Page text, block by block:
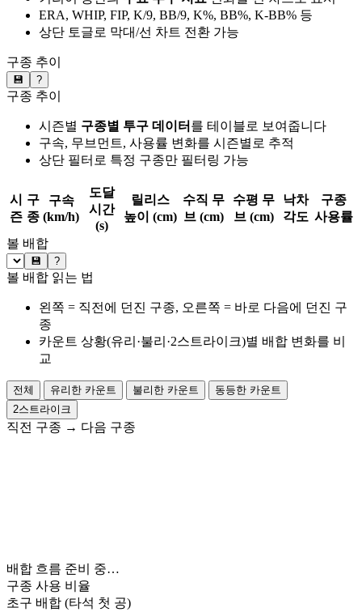
ERA, WHIP, FIP, K/9, BB/9, K%, BB%, K-BB% 등
상단 토글로 막대/선 차트 전환 가능
구종 추이
💾 ?
구종 추이
시즌별 구종별 투구 데이터 를 테이블로 보여줍니다
구속, 무브먼트, 사용률 변화를 시즌별로 추적
상단 필터로 특정 구종만 필터링 가능
시
즌
구
종
구속
(km/h)
도달
시간
(s)
릴리스
높이 (cm)
수직 무
브 (cm)
수평 무
브 (cm)
낙차
각도
구종
사용률
볼 배합
💾 ?
볼 배합 읽는 법
왼쪽 = 직전에 던진 구종, 오른쪽 = 바로 다음에 던진 구
종
카운트 상황(유리·불리·2스트라이크)별 배합 변화를 비
교
전체 유리한 카운트 불리한 카운트
동등한 카운트
2스트라이크
직전 구종 → 다음 구종
배합 흐름 준비 중…
구종 사용 비율
초구 배합 (타석 첫 공)